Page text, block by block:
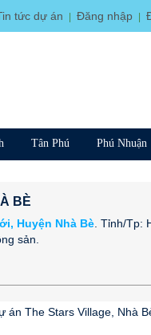
tức dự án Đăng nhập
Tân Phú Phú Nhuận
BÈ
Huyện Nhà Bè . Tỉnh/Tp:
sản.
án The Stars Village, Nhà